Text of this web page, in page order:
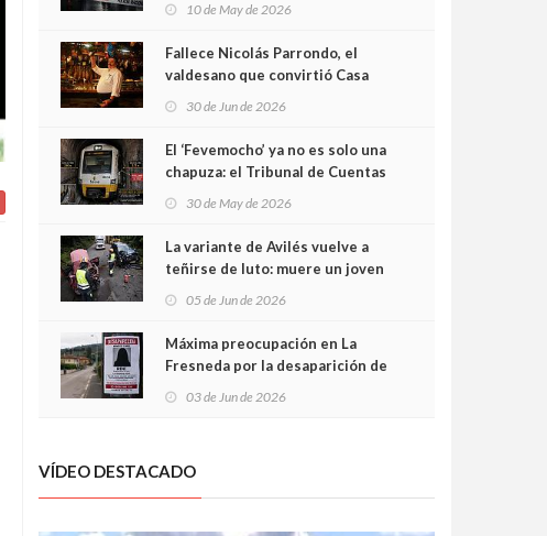
cámaras captan sus últimos
minutos
10 de May de 2026
Fallece Nicolás Parrondo, el
valdesano que convirtió Casa
30 de Jun de 2026
El ‘Fevemocho’ ya no es solo una
chapuza: el Tribunal de Cuentas
sobrecoste de los trenes que no
cabían por los túneles
30 de May de 2026
La variante de Avilés vuelve a
teñirse de luto: muere un joven
05 de Jun de 2026
Máxima preocupación en La
Fresneda por la desaparición de
03 de Jun de 2026
VÍDEO DESTACADO